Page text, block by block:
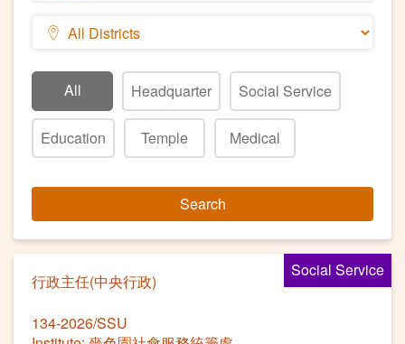
All Headquarter Social Service
Education Temple Medical
Search
Social Service
行政主任(中央行政)
134-2026/SSU